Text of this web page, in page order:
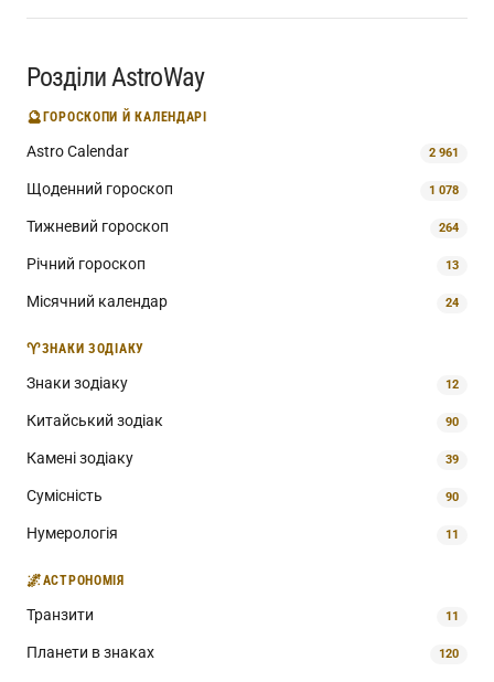
Розділи AstroWay
🔮ГОРОСКОПИ Й КАЛЕНДАРІ
Astro Calendar 2 961
Щоденний гороскоп 1 078
Тижневий гороскоп 264
Річний гороскоп 13
Місячний календар 24
♈ЗНАКИ ЗОДІАКУ
Знаки зодіаку 12
Китайський зодіак 90
Камені зодіаку 39
Сумісність 90
Нумерологія 11
🌌АСТРОНОМІЯ
Транзити 11
Планети в знаках 120